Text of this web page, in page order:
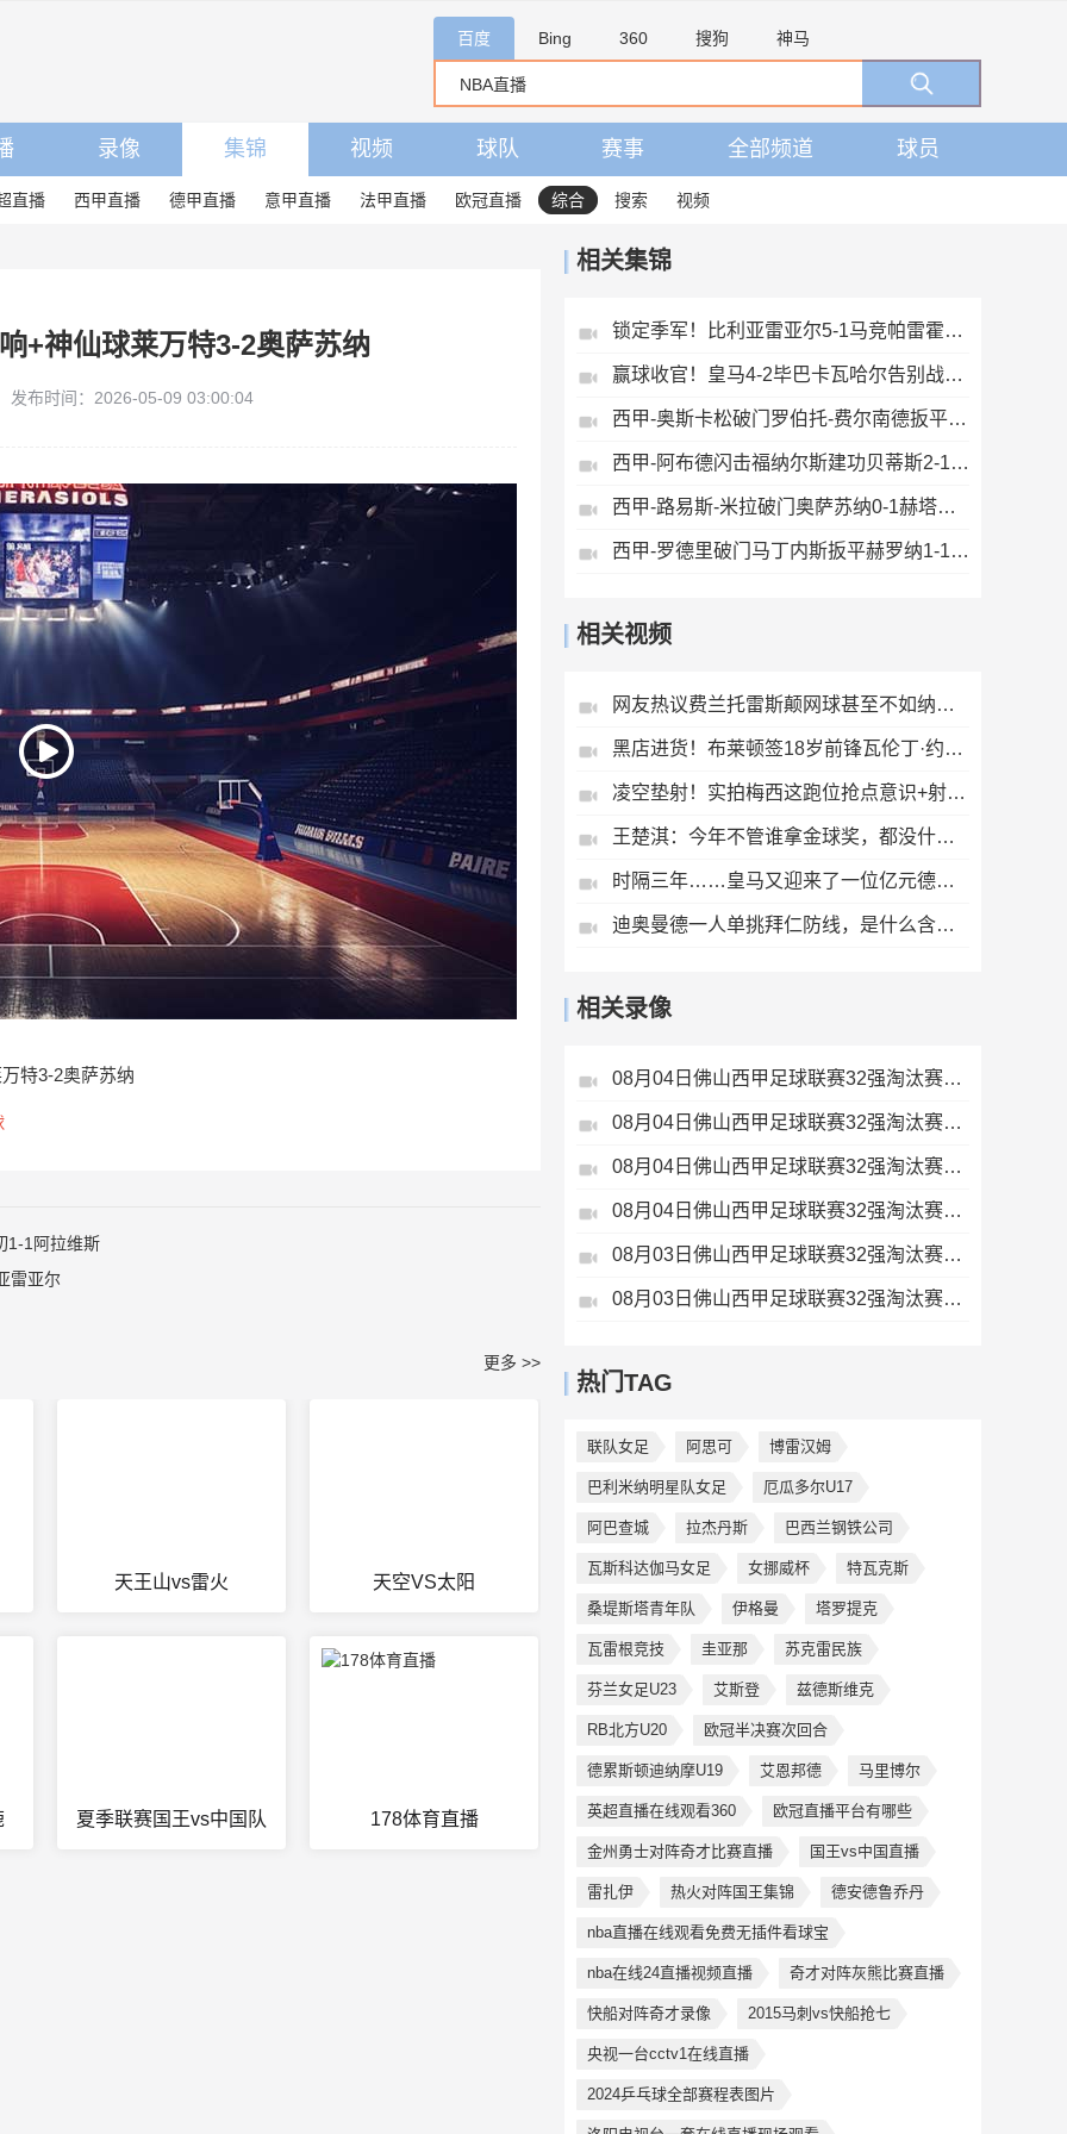
百度 Bing 360 搜狗 神马
录像 集锦 视频 球队 赛事 全部频道 球员
直播 西甲直播 德甲直播 意甲直播 法甲直播 欧冠直播 综合 搜索 视频
+神仙球莱万特3-2奥萨苏纳
发布时间：2026-05-09 03:00:04
特3-2奥萨苏纳
1-1阿拉维斯
雷亚尔
更多 >>
天王山vs雷火 天空VS太阳
夏季联赛国王vs中国队 178体育直播
相关集锦
锁定季军！比利亚雷亚尔5-1马竞帕雷霍点射佩雷斯两射一传
赢球收官！皇马4-2毕巴卡瓦哈尔告别战助攻姆巴佩贝林厄姆破门
西甲-奥斯卡松破门罗伯托-费尔南德扳平西班牙人1-1皇家社会
西甲-阿布德闪击福纳尔斯建功贝蒂斯2-1莱万特
西甲-路易斯-米拉破门奥萨苏纳0-1赫塔费排第17惊险保级
西甲-罗德里破门马丁内斯扳平赫罗纳1-1埃尔切惨遭降级
相关视频
网友热议费兰托雷斯颠网球甚至不如纳达尔😂
黑店进货！布莱顿签18岁前锋瓦伦丁·约瑟夫⚽️看看实力如何？
凌空垫射！实拍梅西这跑位抢点意识+射术依旧顶级
王楚淇：今年不管谁拿金球奖，都没什么含金量
时隔三年……皇马又迎来了一位亿元德甲过人王
迪奥曼德一人单挑拜仁防线，是什么含金量？
相关录像
08月04日佛山西甲足球联赛32强淘汰赛广东西南建设VS香港圣徒全场录像
08月04日佛山西甲足球联赛32强淘汰赛藝品高國際VS湛江狂狼·粵辉能源全场录像
08月04日佛山西甲足球联赛32强淘汰赛肇庆恒骏成VS三七互娱全场录像
08月04日佛山西甲足球联赛32强淘汰赛贪玩游戏VS美的薪火全场录像
08月03日佛山西甲足球联赛32强淘汰赛广东客家青年VS广州英华思力U17全场录像
08月03日佛山西甲足球联赛32强淘汰赛三水乐民兴健力宝VS中国澳门澳科精英全场录像
热门TAG
联队女足 阿思可 博雷汉姆
巴利米纳明星队女足 厄瓜多尔U17
阿巴查城 拉杰丹斯 巴西兰钢铁公司
瓦斯科达伽马女足 女挪威杯 特瓦克斯
桑堤斯塔青年队 伊格曼 塔罗提克
瓦雷根竞技 圭亚那 苏克雷民族
芬兰女足U23 艾斯登 兹德斯维克
RB北方U20 欧冠半决赛次回合
德累斯顿迪纳摩U19 艾恩邦德 马里博尔
英超直播在线观看360 欧冠直播平台有哪些
金州勇士对阵奇才比赛直播 国王vs中国直播
雷扎伊 热火对阵国王集锦 德安德鲁乔丹
nba直播在线观看免费无插件看球宝
nba在线24直播视频直播 奇才对阵灰熊比赛直播
快船对阵奇才录像 2015马刺vs快船抢七
央视一台cctv1在线直播
2024乒乓球全部赛程表图片